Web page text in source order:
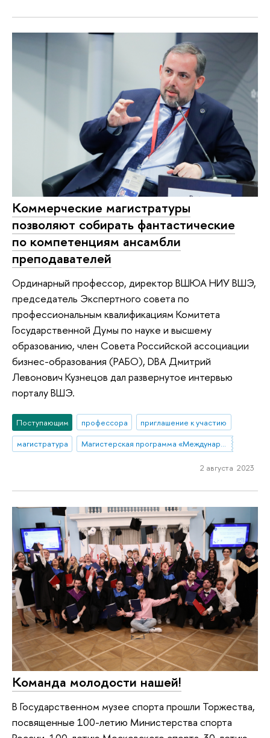
Коммерческие магистратуры
позволяют собирать фантастические
по компетенциям ансамбли
преподавателей
Ординарный профессор, директор ВШЮА НИУ ВШЭ,
председатель Экспертного совета по
профессиональным квалификациям Комитета
Государственной Думы по науке и высшему
образованию, член Совета Российской ассоциации
бизнес-образования (РАБО), DBA Дмитрий
Левонович Кузнецов дал развернутое интервью
порталу ВШЭ.
Поступающим профессора
приглашение к участию
магистратура
Магистерская программа «Международный корпоративный комплаенс и этика бизнеса»
2 августа 2023
Команда молодости нашей!
В Государственном музее спорта прошли Торжества,
посвященные 100-летию Министерства спорта